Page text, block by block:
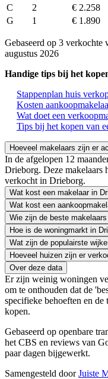
C 2 € 2.258
G
1 € 1.890
Gebaseerd op 3
augustus 2026
Handige tips bij het
Stappenplan huis
Kosten
Wat doet een
Tips bij het kopen van
Hoeveel makelaars zijn er
In de afgelopen 12
Drieborg. Deze makelaars
verkocht in Drieborg.
Wat kost een makelaar in
Wat kost een
Wie zijn de beste
Hoe is de woningmarkt in
Wat zijn de populairste
Hoeveel huizen zijn er
Over deze data
Er zijn weinig woningen
om te onthouden dat de
specifieke behoeften en
kopen.
Gebaseerd op openbare
het CBS en reviews van
paar dagen bijgewerkt.
Samengesteld doorJuiste